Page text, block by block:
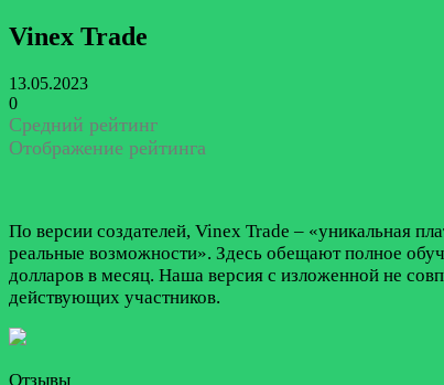
Vinex Trade
13.05.2023
0
Средний рейтинг
Отображение рейтинга
По версии создателей, Vinex Trade – «уникальная
реальные возможности». Здесь обещают полное
долларов в месяц. Наша версия с изложенной не
действующих участников.
Отзывы